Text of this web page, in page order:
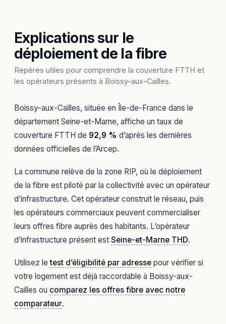
Explications sur le
déploiement de la fibre
Repères utiles pour comprendre la couverture FTTH et
les opérateurs présents à Boissy-aux-Cailles.
Boissy-aux-Cailles, située en Île-de-France dans le
département Seine-et-Marne, affiche un taux de
couverture FTTH de 92,9 % d’après les dernières
données officielles de l’Arcep.
La commune relève de la zone RIP, où le déploiement
de la fibre est piloté par la collectivité avec un opérateur
d’infrastructure. Cet opérateur construit le réseau, puis
les opérateurs commerciaux peuvent commercialiser
leurs offres fibre auprès des habitants. L’opérateur
d’infrastructure présent est Seine-et-Marne THD.
Utilisez letest d’éligibilité par adresse pour vérifier si
votre logement est déjà raccordable à Boissy-aux-
Cailles ou comparez les offres fibre avec notre
comparateur.